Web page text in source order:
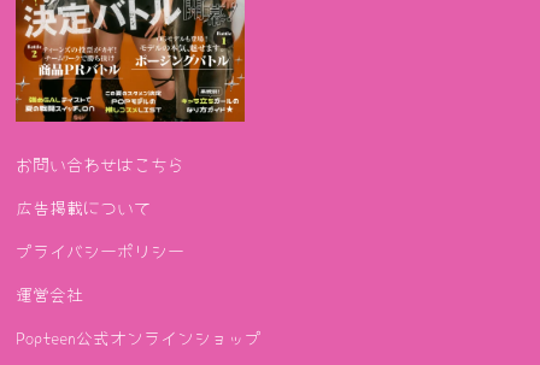
お問い合わせはこちら
広告掲載について
プライバシーポリシー
運営会社
Popteen公式オンラインショップ